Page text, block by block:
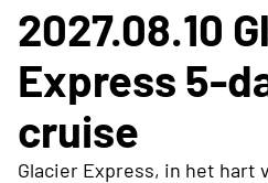
2027.08.10
Express 5-
cruise
Glacier Express, in het hart